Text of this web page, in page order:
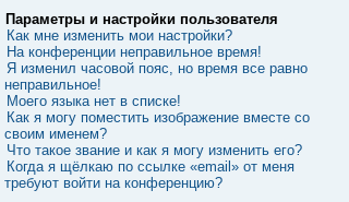
Параметры и настройки пользователя
Как мне изменить мои настройки?
На конференции неправильное время!
Я изменил часовой пояс, но время все равно
неправильное!
Моего языка нет в списке!
Как я могу поместить изображение вместе со
своим именем?
Что такое звание и как я могу изменить его?
Когда я щёлкаю по ссылке «email» от меня
требуют войти на конференцию?